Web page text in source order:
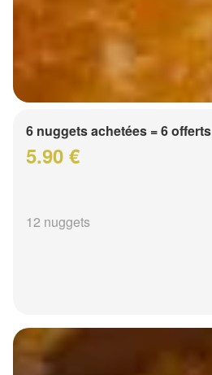
6 nuggets achetées = 6 offerts
5.90 €
12 nuggets